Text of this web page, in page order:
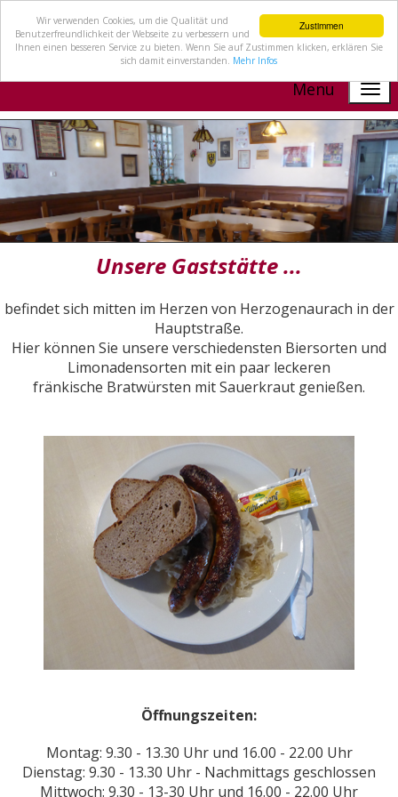
Zustimmen
Wir verwenden Cookies, um die Qualität und
Benutzerfreundlichkeit der Webseite zu verbessern und
Ihnen einen besseren Service zu bieten. Wenn Sie auf Zustimmen klicken, erklären Sie
sich damit einverstanden. Mehr Infos
Menu
Unsere Gaststätte ...
befindet sich mitten im Herzen von Herzogenaurach in der
Hauptstraße.
Hier können Sie unsere verschiedensten Biersorten und
Limonadensorten mit ein paar leckeren
fränkische Bratwürsten mit Sauerkraut genießen.
Öffnungszeiten:
Montag: 9.30 - 13.30 Uhr und 16.00 - 22.00 Uhr
Dienstag: 9.30 - 13.30 Uhr - Nachmittags geschlossen
Mittwoch: 9.30 - 13-30 Uhr und 16.00 - 22.00 Uhr